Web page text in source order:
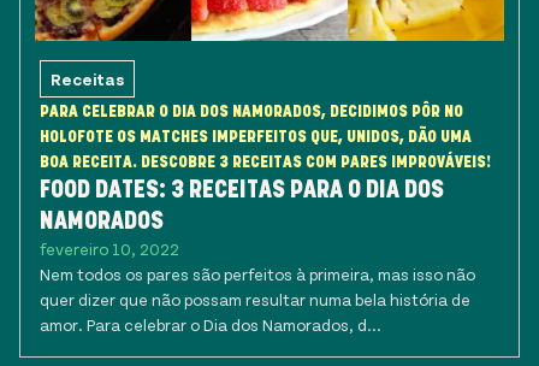
Receitas
PARA CELEBRAR O DIA DOS NAMORADOS, DECIDIMOS PÔR NO
HOLOFOTE OS MATCHES IMPERFEITOS QUE, UNIDOS, DÃO UMA
BOA RECEITA. DESCOBRE 3 RECEITAS COM PARES IMPROVÁVEIS!
FOOD DATES: 3 RECEITAS PARA O DIA DOS
NAMORADOS
fevereiro 10, 2022
Nem todos os pares são perfeitos à primeira, mas isso não
quer dizer que não possam resultar numa bela história de
amor. Para celebrar o Dia dos Namorados, d...